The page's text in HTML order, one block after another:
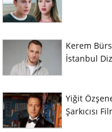
Kerem
İstanbul
Yiğit
Şarkıcısı